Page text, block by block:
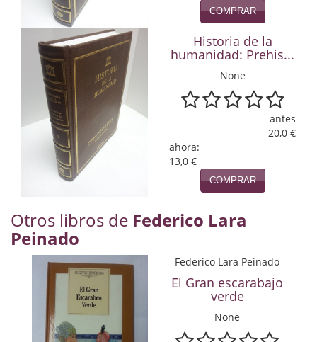
Medicina
Música
Naturaleza
Novela Extranjera
Novela fantástica
Novela histórica
Novela romántica
Papás, Mamás, bebés...
Papás, Mamás, Bebés...
COMPRAR
Historia de la
humanidad: Prehis...
None
antes
20,0 €
ahora:
13,0 €
COMPRAR
Otros libros de Federico Lara
Peinado
Federico Lara Peinado
El Gran escarabajo
verde
None